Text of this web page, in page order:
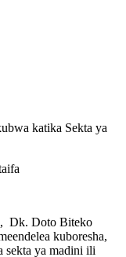
katika Sekta ya
Dk. Doto Biteko
kuboresha,
sekta ya madini ili